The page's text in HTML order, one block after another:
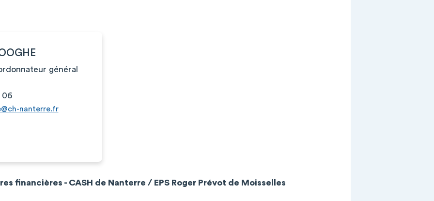
général
06
nanterre.fr
financières - CASH de Nanterre / EPS Roger Prévot de Moisselles